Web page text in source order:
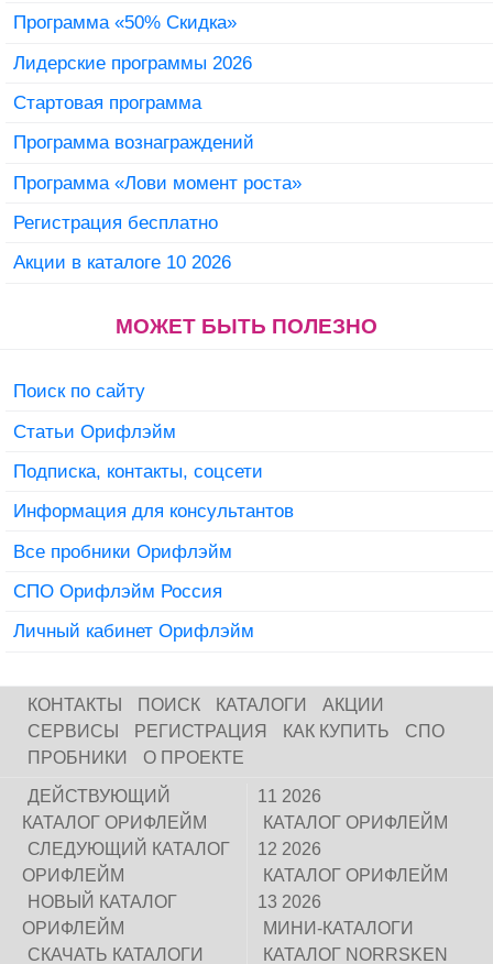
Программа «50% Скидка»
Лидерские программы 2026
Стартовая программа
Программа вознаграждений
Программа «Лови момент роста»
Регистрация бесплатно
Акции в каталоге 10 2026
МОЖЕТ БЫТЬ ПОЛЕЗНО
Поиск по сайту
Статьи Орифлэйм
Подписка, контакты, соцсети
Информация для консультантов
Все пробники Орифлэйм
СПО Орифлэйм Россия
Личный кабинет Орифлэйм
КОНТАКТЫ ПОИСК КАТАЛОГИ
АКЦИИ
СЕРВИСЫ
РЕГИСТРАЦИЯ КАК КУПИТЬ
СПО
ПРОБНИКИ
О ПРОЕКТЕ
ДЕЙСТВУЮЩИЙ
КАТАЛОГ ОРИФЛЕЙМ
СЛЕДУЮЩИЙ КАТАЛОГ
ОРИФЛЕЙМ
НОВЫЙ КАТАЛОГ
ОРИФЛЕЙМ
СКАЧАТЬ КАТАЛОГИ
11 2026
КАТАЛОГ ОРИФЛЕЙМ
12 2026
КАТАЛОГ ОРИФЛЕЙМ
13 2026
МИНИ-КАТАЛОГИ
КАТАЛОГ NORRSKEN